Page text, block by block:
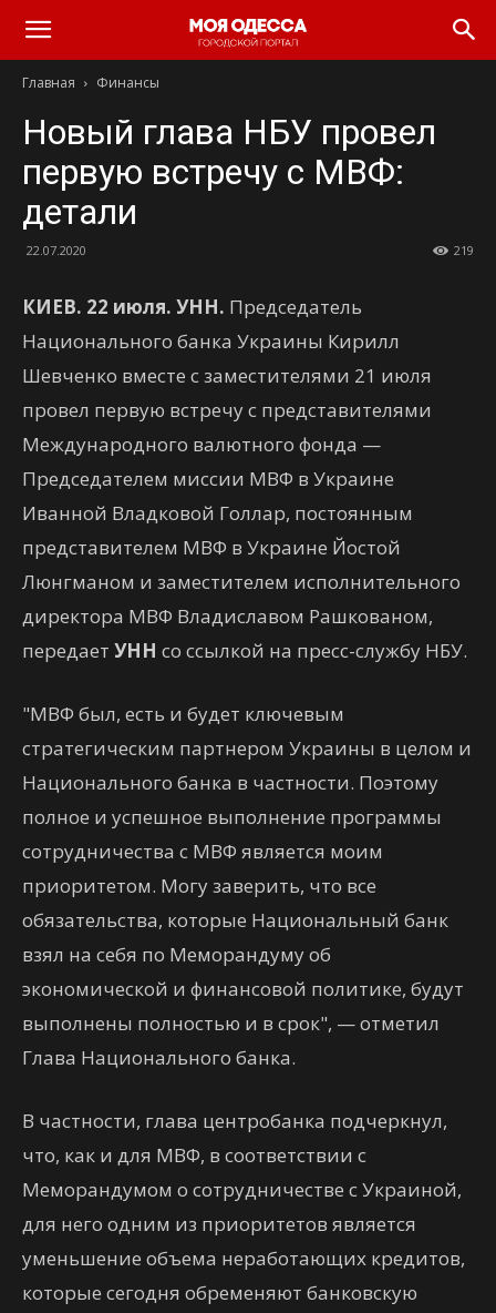
Моя
Одесса
Главная Финансы
Новый глава НБУ провел
первую встречу с МВФ:
детали
22.07.2020 219
КИЕВ. 22 июля. УНН. Председатель
Национального банка Украины Кирилл
Шевченко вместе с заместителями 21 июля
провел первую встречу с представителями
Международного валютного фонда —
Председателем миссии МВФ в Украине
Иванной Владковой Голлар, постоянным
представителем МВФ в Украине Йостой
Люнгманом и заместителем исполнительного
директора МВФ Владиславом Рашкованом,
передает УНН со ссылкой на пресс-службу НБУ.
"МВФ был, есть и будет ключевым
стратегическим партнером Украины в целом и
Национального банка в частности. Поэтому
полное и успешное выполнение программы
сотрудничества с МВФ является моим
приоритетом. Могу заверить, что все
обязательства, которые Национальный банк
взял на себя по Меморандуму об
экономической и финансовой политике, будут
выполнены полностью и в срок", — отметил
Глава Национального банка.
В частности, глава центробанка подчеркнул,
что, как и для МВФ, в соответствии с
Меморандумом о сотрудничестве с Украиной,
для него одним из приоритетов является
уменьшение объема неработающих кредитов,
которые сегодня обременяют банковскую